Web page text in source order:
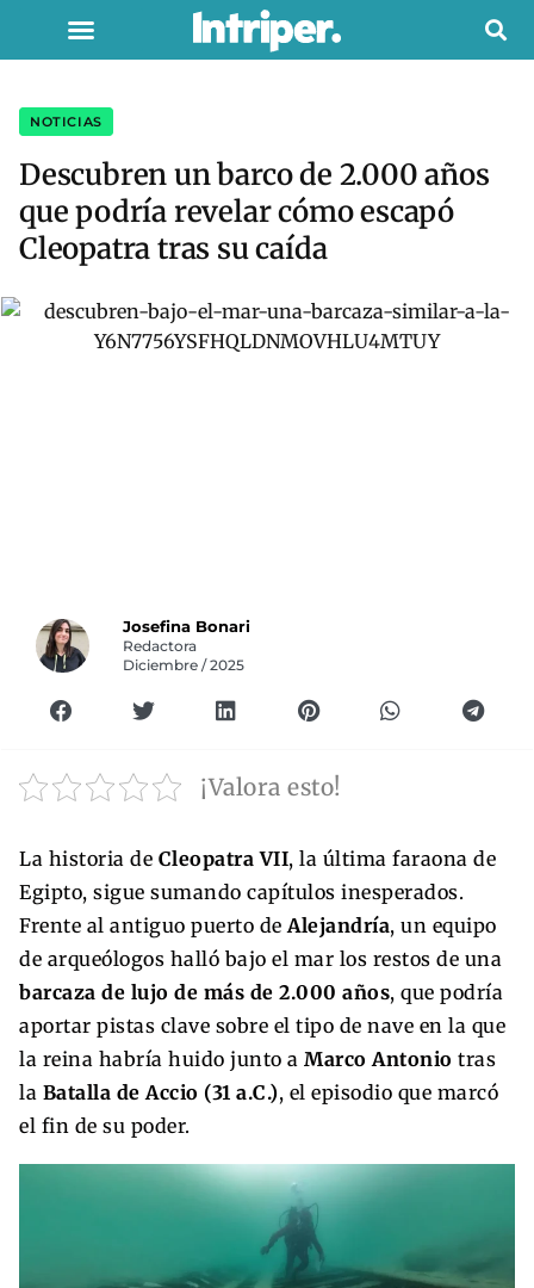
NOTICIAS
Descubren un barco de 2.000 años
que podría revelar cómo escapó
Cleopatra tras su caída
Josefina Bonari
Redactora
Diciembre / 2025
¡Valora esto!
La historia de Cleopatra VII, la última faraona de
Egipto, sigue sumando capítulos inesperados.
Frente al antiguo puerto de Alejandría, un equipo
de arqueólogos halló bajo el mar los restos de una
barcaza de lujo de más de 2.000 años, que podría
aportar pistas clave sobre el tipo de nave en la que
la reina habría huido junto a Marco Antonio tras
la Batalla de Accio (31 a.C.), el episodio que marcó
el fin de su poder.